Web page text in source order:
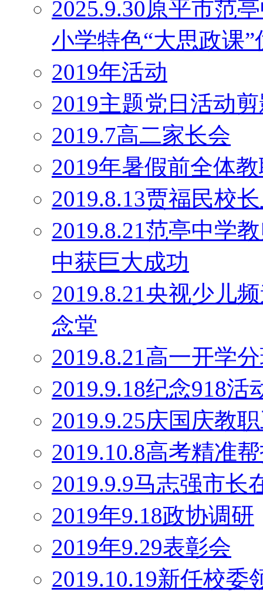
2025.9.30原平市范
小学特色“大思政课
2019年活动
2019主题党日活动
2019.7高二家长会
2019年暑假前全体
2019.8.13贾福民校
2019.8.21范亭中学
中获巨大成功
2019.8.21央视少儿
念堂
2019.8.21高一开学
2019.9.18纪念918活
2019.9.25庆国庆教
2019.10.8高考精准
2019.9.9马志强市长
2019年9.18政协调研
2019年9.29表彰会
2019.10.19新任校委